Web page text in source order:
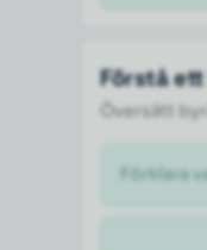
Förstå
Översätt
Förklara